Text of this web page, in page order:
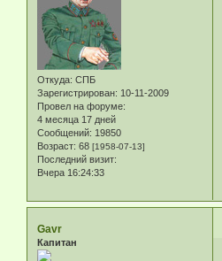
Откуда: СПБ
Зарегистрирован: 10-11-2009
Провел на форуме:
4 месяца 17 дней
Сообщений: 19850
Возраст: 68 [1958-07-13]
Последний визит:
Вчера 16:24:33
Gavr
Капитан